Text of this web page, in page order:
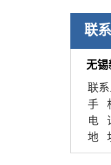
联
无锡
联
手
电
地